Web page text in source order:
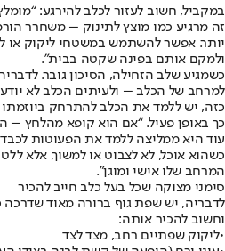
במקביל, חשוב לעזור לכלב להירגע:
זה מרגיע כמו מוצץ לתינוק – משחרר
יותר. אפשר להשתמש במשטחי ליקוק או
ולמקם אותם בפינה שקטה בבית”.
כשמגיע שלב הזחילה, הסיכון גובר.
למרחב של הכלב – ולעיתים הכלב לא
כזה, יש ללמד את הכלב להתרחק ביוזמתו
כך באופן פעיל. “אם הוא קופא מהלחץ –
עוד היא ממליצה ללמד את הפעוטות
כשהוא אוכל, לא לצבוט או למשוך, אלא
המרחב שלו אישי ומוגן”.
סימני מצוקה שכל בעל כלב חייב להכיר
לדבריה, יש שפת גוף ברורה מאוד
וחשוב להכיר אותה:
•ליקוק שפתיים רחב, מצד לצד